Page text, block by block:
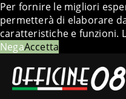
Per fornire le migliori
permetterà di elaborare
caratteristiche e funzioni.
NegaAccetta